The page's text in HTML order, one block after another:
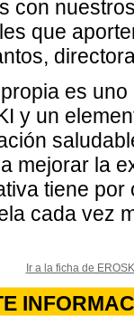
con
que
es
y un
mejorar la
tiene
cada vez
Ir a la ficha de